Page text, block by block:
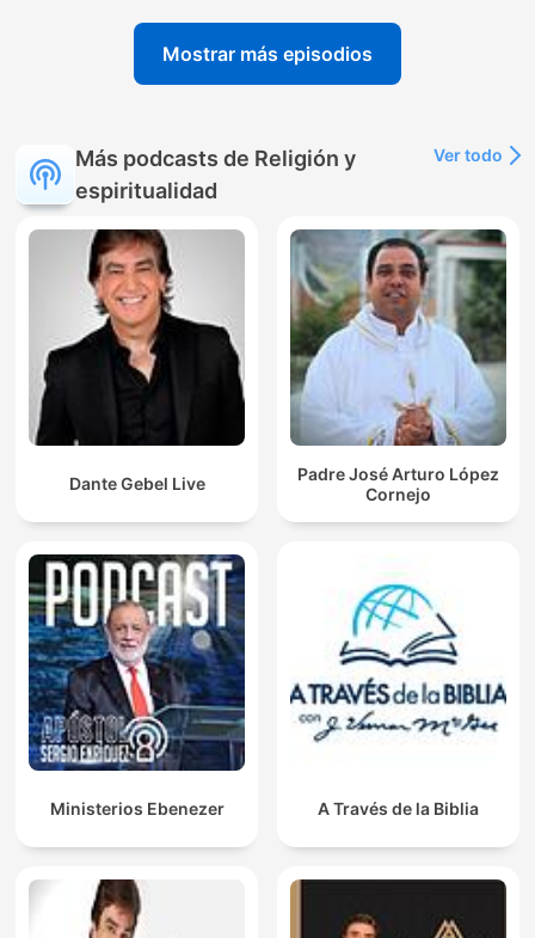
Mostrar más episodios
Más podcasts de Religión y
espiritualidad
Ver todo
Dante Gebel Live
Padre José Arturo López
Cornejo
Ministerios Ebenezer A Través de la Biblia